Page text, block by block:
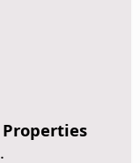
Properties
.